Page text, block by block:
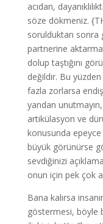
acıdan,
söze dökmeniz.
sorulduktan sonra
partnerine
dolup taştığını
değildir. Bu
fazla zorlarsa
yandan
artikülasyon ve
konusunda epeyce
büyük görünürse
sevdiğinizi
onun için pek çok
Bana kalırsa
göstermesi, böyle